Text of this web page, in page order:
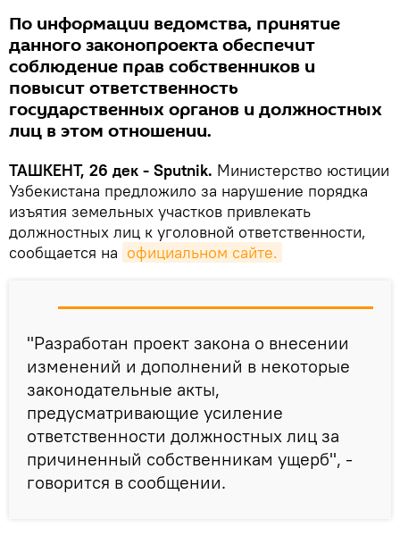
По информации ведомства, принятие
данного законопроекта обеспечит
соблюдение прав собственников и
повысит ответственность
государственных органов и должностных
лиц в этом отношении.
ТАШКЕНТ, 26 дек - Sputnik. Министерство юстиции
Узбекистана предложило за нарушение порядка
изъятия земельных участков привлекать
должностных лиц к уголовной ответственности,
сообщается на официальном сайте.
"Разработан проект закона о внесении
изменений и дополнений в некоторые
законодательные акты,
предусматривающие усиление
ответственности должностных лиц за
причиненный собственникам ущерб", -
говорится в сообщении.